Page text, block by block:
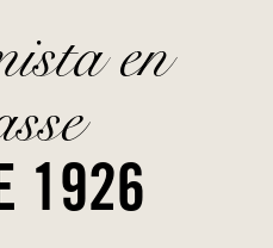
en
1926